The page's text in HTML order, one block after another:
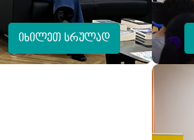
იხილეთ სრულად